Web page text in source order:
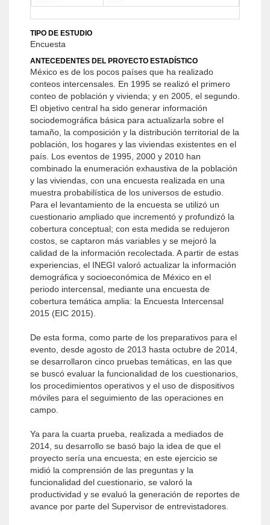
TIPO DE ESTUDIO
Encuesta
ANTECEDENTES DEL PROYECTO ESTADÍSTICO
México es de los pocos países que ha realizado
conteos intercensales. En 1995 se realizó el primero
conteo de población y vivienda; y en 2005, el segundo.
El objetivo central ha sido generar información
sociodemográfica básica para actualizarla sobre el
tamaño, la composición y la distribución territorial de la
población, los hogares y las viviendas existentes en el
país. Los eventos de 1995, 2000 y 2010 han
combinado la enumeración exhaustiva de la población
y las viviendas, con una encuesta realizada en una
muestra probabilística de los universos de estudio.
Para el levantamiento de la encuesta se utilizó un
cuestionario ampliado que incrementó y profundizó la
cobertura conceptual; con esta medida se redujeron
costos, se captaron más variables y se mejoró la
calidad de la información recolectada. A partir de estas
experiencias, el INEGI valoró actualizar la información
demográfica y socioeconómica de México en el
periodo intercensal, mediante una encuesta de
cobertura temática amplia: la Encuesta Intercensal
2015 (EIC 2015).
De esta forma, como parte de los preparativos para el
evento, desde agosto de 2013 hasta octubre de 2014,
se desarrollaron cinco pruebas temáticas, en las que
se buscó evaluar la funcionalidad de los cuestionarios,
los procedimientos operativos y el uso de dispositivos
móviles para el seguimiento de las operaciones en
campo.
Ya para la cuarta prueba, realizada a mediados de
2014, su desarrollo se basó bajo la idea de que el
proyecto sería una encuesta; en este ejercicio se
midió la comprensión de las preguntas y la
funcionalidad del cuestionario, se valoró la
productividad y se evaluó la generación de reportes de
avance por parte del Supervisor de entrevistadores.